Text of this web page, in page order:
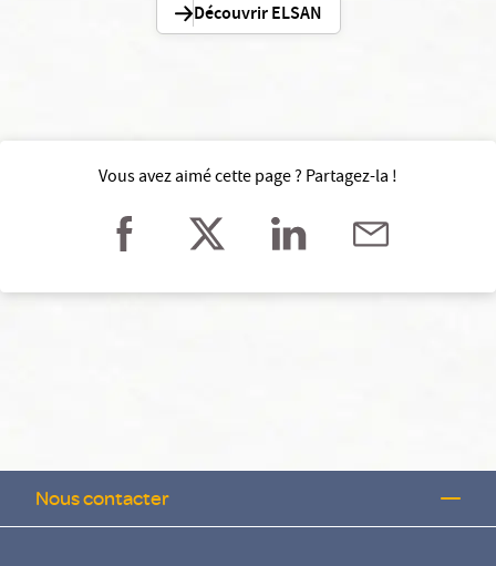
Découvrir ELSAN
Vous avez aimé cette page ? Partagez-la !
Nous contacter